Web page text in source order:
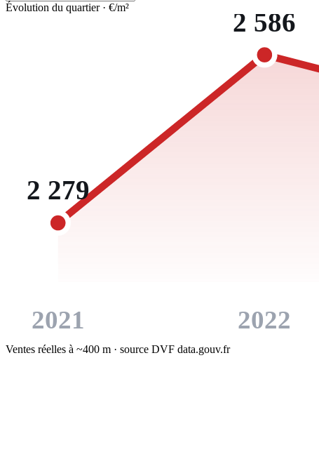
Évolution du quartier · €/m²
2 279
2021
2 586
2022
Ventes réelles à ~400 m · source DVF data.gouv.fr